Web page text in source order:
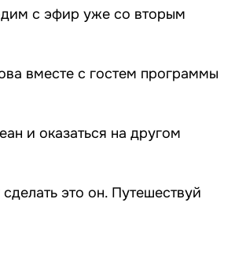
с эфир уже со вторым
вместе с гостем программы
и оказаться на другом
это он. Путешествуй